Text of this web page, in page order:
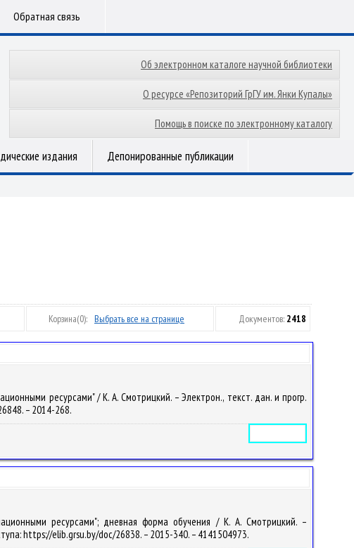
Обратная связь
Об электронном каталоге научной библиотеки
О ресурсе «Репозиторий ГрГУ им. Янки Купалы»
Помощь в поиске по электронному каталогу
издания Депонированные публикации
Корзина(0): Выбрать все на странице Документов: 2418
ресурсами" / К. А. Смотрицкий. – Электрон., текст. дан. и прогр.
– 2014-268.
ресурсами"; дневная форма обучения / К. А. Смотрицкий. –
https://elib.grsu.by/doc/26838. – 2015-340. – 4141504973.